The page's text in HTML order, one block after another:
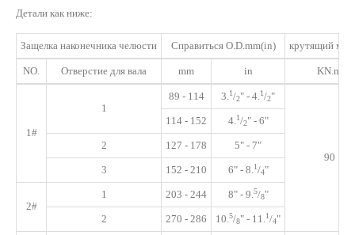
Детали как ниже:
Защелка наконечника челюсти Справиться O.D.mm(in) крутящий
NO. Отверстие для вала mm in KN.m
1#
1
89 - 114 3.1/2" - 4.1/2"
90
114 - 152 4.1/2"- 6"
2 127 - 178 5" - 7"
3 152 - 210 6" - 8.1/4"
2#
1 203 - 244 8" - 9.5/8"
2 270 - 286 10.5/8" - 11.1/4"